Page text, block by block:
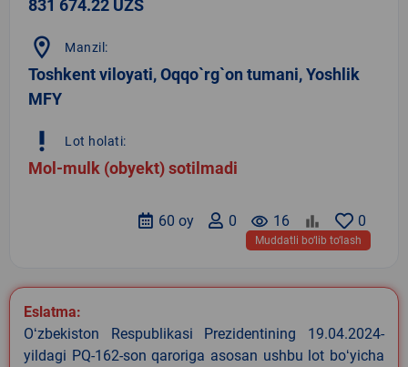
831 674.22 UZS
location_on Manzil:
Toshkent viloyati, Oqqo`rg`on tumani, Yoshlik
MFY
priority_high Lot holati:
Mol-mulk (obyekt) sotilmadi
0
remove_red_eye 16
0
60 oy
Muddatli bo‘lib to‘lash
Eslatma:
Oʻzbekiston Respublikasi Prezidentining 19.04.2024-
yildagi PQ-162-son qaroriga asosan ushbu lot boʻyicha